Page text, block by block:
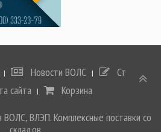
Новости ВОЛС
Статьи
сайта
Корзина
ВЛЭП. Комплексные поставки со